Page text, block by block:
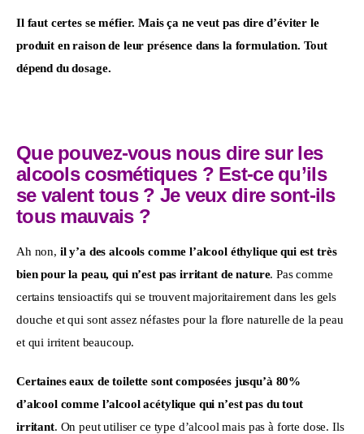
Il faut certes se méfier. Mais ça ne veut pas dire d’éviter le
produit en raison de leur présence dans la formulation. Tout
dépend du dosage.
Que pouvez-vous nous dire sur les
alcools cosmétiques ? Est-ce qu’ils
se valent tous ? Je veux dire sont-ils
tous mauvais ?
Ah non, il y’a des alcools comme l’alcool éthylique qui est très
bien pour la peau, qui n’est pas irritant de nature. Pas comme
certains tensioactifs qui se trouvent majoritairement dans les gels
douche et qui sont assez néfastes pour la flore naturelle de la peau
et qui irritent beaucoup.
Certaines eaux de toilette sont composées jusqu’à 80%
d’alcool comme l’alcool acétylique qui n’est pas du tout
irritant. On peut utiliser ce type d’alcool mais pas à forte dose. Ils